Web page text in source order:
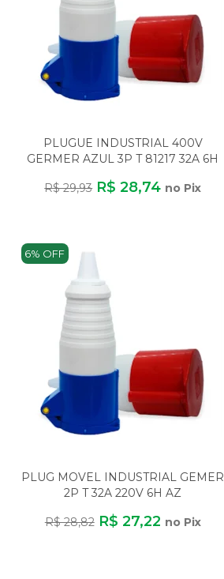
PLUGUE INDUSTRIAL 400V
GERMER AZUL 3P T 81217 32A 6H
R$ 29,93 R$ 28,74 no Pix
6% OFF
PLUG MOVEL INDUSTRIAL GEMER
2P T 32A 220V 6H AZ
R$ 28,82 R$ 27,22 no Pix